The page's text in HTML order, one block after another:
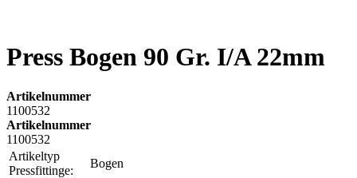
Press Bogen 90 Gr. I/A 22mm
Artikelnummer
1100532
Artikelnummer
1100532
Artikeltyp
Pressfittinge:
Bogen